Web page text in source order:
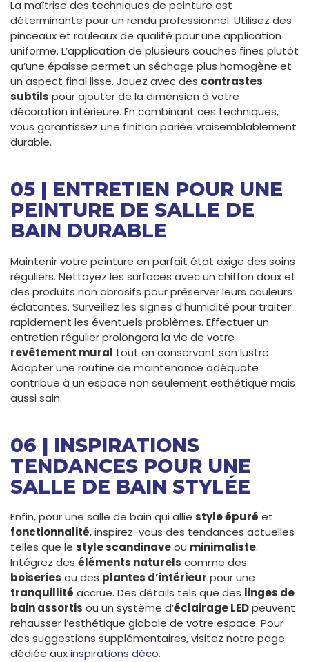
La maîtrise des techniques de peinture est
déterminante pour un rendu professionnel. Utilisez des
pinceaux et rouleaux de qualité pour une application
uniforme. L’application de plusieurs couches fines plutôt
qu’une épaisse permet un séchage plus homogène et
un aspect final lisse. Jouez avec des contrastes
subtils pour ajouter de la dimension à votre
décoration intérieure. En combinant ces techniques,
vous garantissez une finition pariée vraisemblablement
durable.
05 | ENTRETIEN POUR UNE
PEINTURE DE SALLE DE
BAIN DURABLE
Maintenir votre peinture en parfait état exige des soins
réguliers. Nettoyez les surfaces avec un chiffon doux et
des produits non abrasifs pour préserver leurs couleurs
éclatantes. Surveillez les signes d’humidité pour traiter
rapidement les éventuels problèmes. Effectuer un
entretien régulier prolongera la vie de votre
revêtement mural tout en conservant son lustre.
Adopter une routine de maintenance adéquate
contribue à un espace non seulement esthétique mais
aussi sain.
06 | INSPIRATIONS
TENDANCES POUR UNE
SALLE DE BAIN STYLÉE
Enfin, pour une salle de bain qui allie style épuré et
fonctionnalité, inspirez-vous des tendances actuelles
telles que le style scandinaveou minimaliste.
Intégrez des éléments naturels comme des
boiseries ou des plantes d’intérieur pour une
tranquillité accrue. Des détails tels que des linges de
bain assortis ou un système d’éclairage LEDpeuvent
rehausser l’esthétique globale de votre espace. Pour
des suggestions supplémentaires, visitez notre page
dédiée auxinspirations déco.